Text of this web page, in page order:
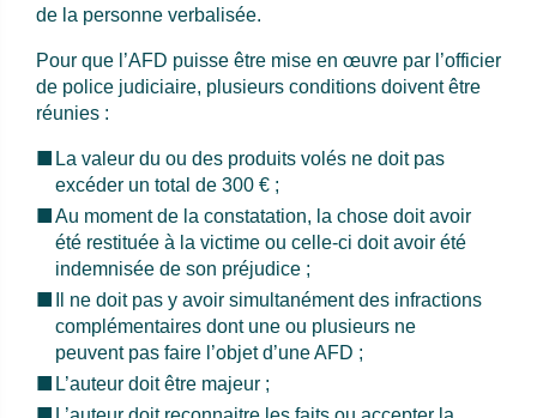
de la personne verbalisée.
Pour que l’AFD puisse être mise en œuvre par l’officier
de police judiciaire, plusieurs conditions doivent être
réunies :
La valeur du ou des produits volés ne doit pas
excéder un total de 300 € ;
Au moment de la constatation, la chose doit avoir
été restituée à la victime ou celle-ci doit avoir été
indemnisée de son préjudice ;
Il ne doit pas y avoir simultanément des infractions
complémentaires dont une ou plusieurs ne
peuvent pas faire l’objet d’une AFD ;
L’auteur doit être majeur ;